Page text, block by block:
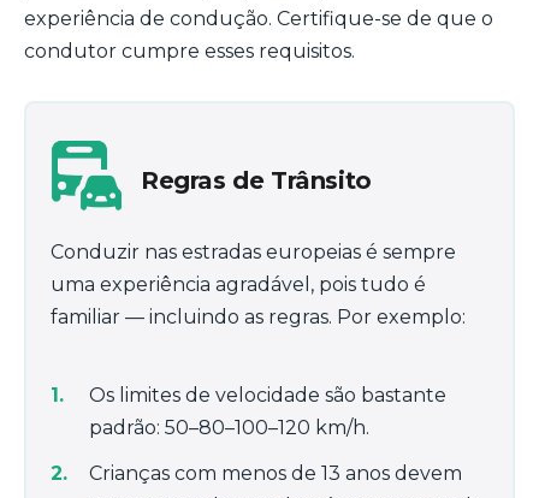
experiência de condução. Certifique-se de que o
condutor cumpre esses requisitos.
Regras de Trânsito
Conduzir nas estradas europeias é sempre
uma experiência agradável, pois tudo é
familiar — incluindo as regras. Por exemplo:
Os limites de velocidade são bastante
padrão: 50–80–100–120 km/h.
Crianças com menos de 13 anos devem